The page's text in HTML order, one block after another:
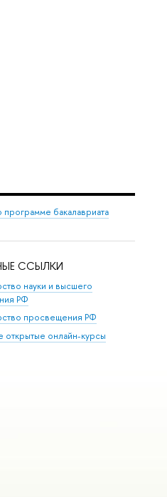
бакалавриата
ССЫЛКИ
науки и высшего
РФ
просвещения РФ
открытые онлайн-курсы